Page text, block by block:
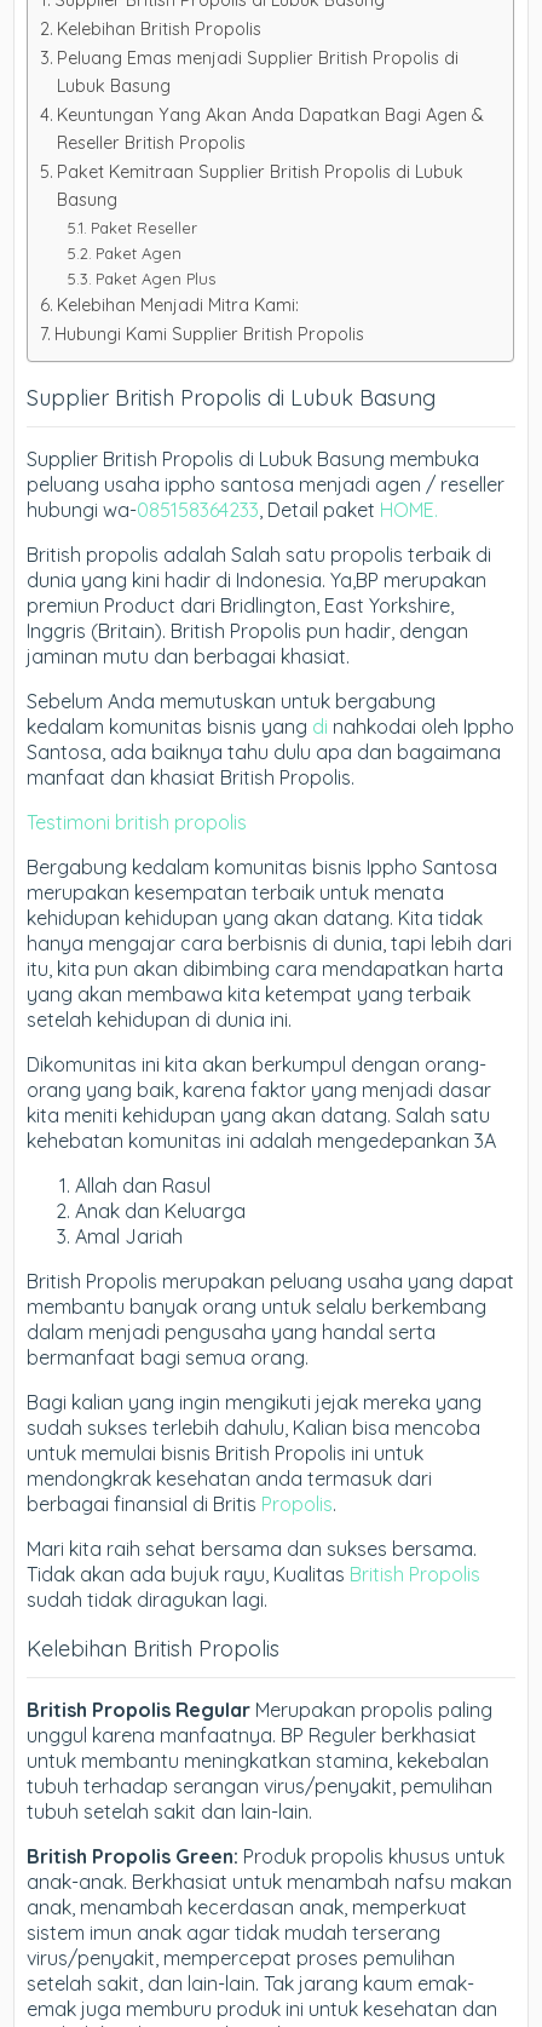
Kelebihan British Propolis
Peluang Emas menjadi Supplier British Propolis di
Lubuk Basung
Keuntungan Yang Akan Anda Dapatkan Bagi Agen &
Reseller British Propolis
Paket Kemitraan Supplier British Propolis di Lubuk
Basung
Paket Reseller
Paket Agen
Paket Agen Plus
Kelebihan Menjadi Mitra Kami:
Hubungi Kami Supplier British Propolis
Supplier British Propolis di Lubuk Basung
Supplier British Propolis di Lubuk Basung membuka
peluang usaha ippho santosa menjadi agen / reseller
hubungi wa-085158364233, Detail paket HOME.
British propolis adalah Salah satu propolis terbaik di
dunia yang kini hadir di Indonesia. Ya,BP merupakan
premiun Product dari Bridlington, East Yorkshire,
Inggris (Britain). British Propolis pun hadir, dengan
jaminan mutu dan berbagai khasiat.
Sebelum Anda memutuskan untuk bergabung
kedalam komunitas bisnis yang di nahkodai oleh Ippho
Santosa, ada baiknya tahu dulu apa dan bagaimana
manfaat dan khasiat British Propolis.
Testimoni british propolis
Bergabung kedalam komunitas bisnis Ippho Santosa
merupakan kesempatan terbaik untuk menata
kehidupan kehidupan yang akan datang. Kita tidak
hanya mengajar cara berbisnis di dunia, tapi lebih dari
itu, kita pun akan dibimbing cara mendapatkan harta
yang akan membawa kita ketempat yang terbaik
setelah kehidupan di dunia ini.
Dikomunitas ini kita akan berkumpul dengan orang-
orang yang baik, karena faktor yang menjadi dasar
kita meniti kehidupan yang akan datang. Salah satu
kehebatan komunitas ini adalah mengedepankan 3A
Allah dan Rasul
Anak dan Keluarga
Amal Jariah
British Propolis merupakan peluang usaha yang dapat
membantu banyak orang untuk selalu berkembang
dalam menjadi pengusaha yang handal serta
bermanfaat bagi semua orang.
Bagi kalian yang ingin mengikuti jejak mereka yang
sudah sukses terlebih dahulu, Kalian bisa mencoba
untuk memulai bisnis British Propolis ini untuk
mendongkrak kesehatan anda termasuk dari
berbagai finansial di Britis Propolis.
Mari kita raih sehat bersama dan sukses bersama.
Tidak akan ada bujuk rayu, Kualitas British Propolis
sudah tidak diragukan lagi.
Kelebihan British Propolis
British Propolis Regular Merupakan propolis paling
unggul karena manfaatnya. BP Reguler berkhasiat
untuk membantu meningkatkan stamina, kekebalan
tubuh terhadap serangan virus/penyakit, pemulihan
tubuh setelah sakit dan lain-lain.
British Propolis Green: Produk propolis khusus untuk
anak-anak. Berkhasiat untuk menambah nafsu makan
anak, menambah kecerdasan anak, memperkuat
sistem imun anak agar tidak mudah terserang
virus/penyakit, mempercepat proses pemulihan
setelah sakit, dan lain-lain. Tak jarang kaum emak-
emak juga memburu produk ini untuk kesehatan dan